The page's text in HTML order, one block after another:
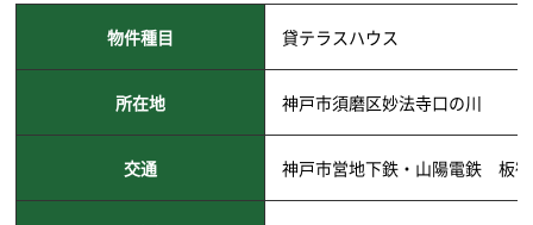
物件種目 貸テラスハウス
所在地 神戸市須磨区妙法寺口の川
交通 神戸市営地下鉄・山陽電鉄 板